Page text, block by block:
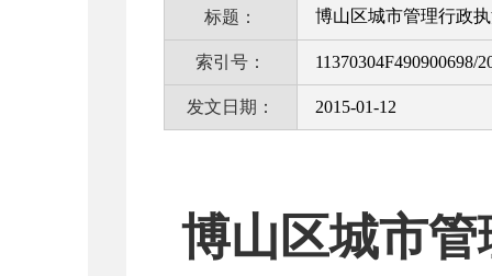
标题： 博山区城市管理行政
索引号： 11370304F490900698/
发文日期： 2015-01-12
博山区城市